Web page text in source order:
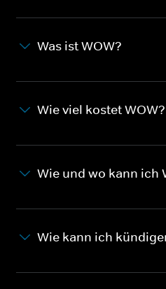
Was ist WOW?
Wie viel kostet WOW?
Wie und wo kann ich
Wie kann ich